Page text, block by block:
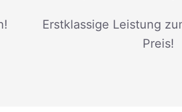
Erstklassige Leistung
Preis!